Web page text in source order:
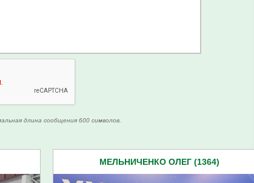
длина сообщения 600 символов.
МЕЛЬНИЧЕНКО ОЛЕГ (1364)